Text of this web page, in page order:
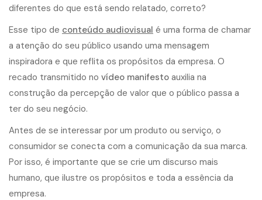
diferentes do que está sendo relatado, correto?
Esse tipo de conteúdo audiovisual é uma forma de chamar
a atenção do seu público usando uma mensagem
inspiradora e que reflita os propósitos da empresa. O
recado transmitido no vídeo manifesto auxilia na
construção da percepção de valor que o público passa a
ter do seu negócio.
Antes de se interessar por um produto ou serviço, o
consumidor se conecta com a comunicação da sua marca.
Por isso, é importante que se crie um discurso mais
humano, que ilustre os propósitos e toda a essência da
empresa.